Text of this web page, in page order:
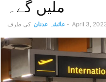
ملیں گے۔
کی طرف عائشہ عدنان - April 3,